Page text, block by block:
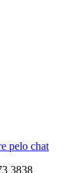
pelo chat
3838